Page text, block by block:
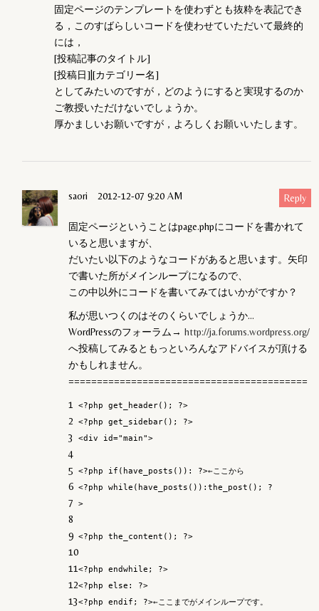
固定ページのテンプレートを使わずとも抜粋を表記でき
る，このすばらしいコードを使わせていただいて最終的
には，
[投稿記事のタイトル]
[投稿日]|[カテゴリー名]
としてみたいのですが，どのようにすると実現するのか
ご教授いただけないでしょうか。
厚かましいお願いですが，よろしくお願いいたします。
saori 2012-12-07 9:20 AM
固定ページということはpage.phpにコードを書かれて
いると思いますが、
だいたい以下のようなコードがあると思います。矢印
で書いた所がメインループになるので、
この中以外にコードを書いてみてはいかがですか？
私が思いつくのはそのくらいでしょうか…
WordPressのフォーラム→http://ja.forums.wordpress.org/
へ投稿してみるともっといろんなアドバイスが頂ける
かもしれません。
==========================================
1
2
3
4
5
6
7
8
9
10
11
12
13
<?php get_header(); ?>
<?php get_sidebar(); ?>
<div id="main">
<?php if (have_posts()): ?>←ここから
<?phpwhile (have_posts()):the_post(); ?
>
<?php the_content(); ?>
<?phpendwhile ; ?>
<?phpelse : ?>
<?phpendif ; ?>←ここまでがメインループです。
Reply